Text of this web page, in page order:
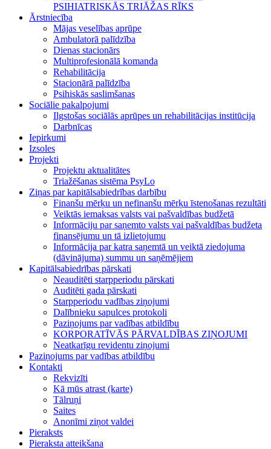
PSIHIATRISKĀS TRIĀŽAS RĪKS
Ārstniecība
Mājas veselības aprūpe
Ambulatorā palīdzība
Dienas stacionārs
Multiprofesionālā komanda
Rehabilitācija
Stacionārā palīdzība
Psihiskās saslimšanas
Sociālie pakalpojumi
Ilgstošas sociālās aprūpes un rehabilitācijas institūcija
Darbnīcas
Iepirkumi
Izsoles
Projekti
Projektu aktualitātes
Triažēšanas sistēma PsyLo
Ziņas par kapitālsabiedrības darbību
Finanšu mērķu un nefinanšu mērķu īstenošanas rezultāti
Veiktās iemaksas valsts vai pašvaldības budžetā
Informāciju par saņemto valsts vai pašvaldības budžeta
finansējumu un tā izlietojumu
Informācija par katra saņemtā un veiktā ziedojuma
(dāvinājuma) summu un saņēmējiem
Kapitālsabiedrības pārskati
Neauditēti starpperiodu pārskati
Auditēti gada pārskati
Starpperiodu vadības ziņojumi
Dalībnieku sapulces protokoli
Paziņojums par vadības atbildību
KORPORATĪVĀS PĀRVALDĪBAS ZIŅOJUMI
Neatkarīgu revidentu ziņojumi
Paziņojums par vadības atbildību
Kontakti
Rekvizīti
Kā mūs atrast (karte)
Tālruņi
Saites
Anonīmi ziņot valdei
Pieraksts
Pieraksta atteikšana